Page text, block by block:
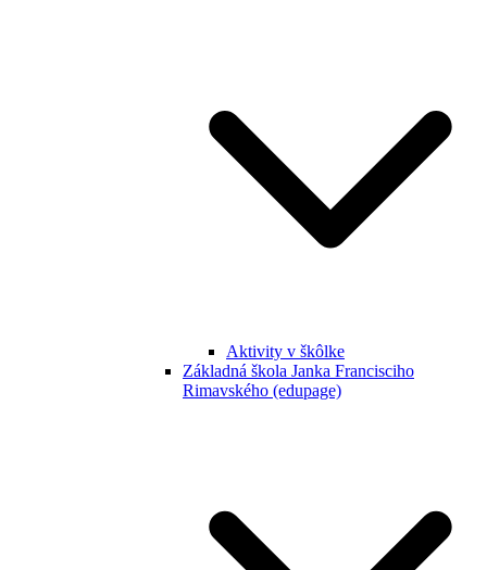
Aktivity v škôlke
Základná škola Janka Francisciho
Rimavského (edupage)